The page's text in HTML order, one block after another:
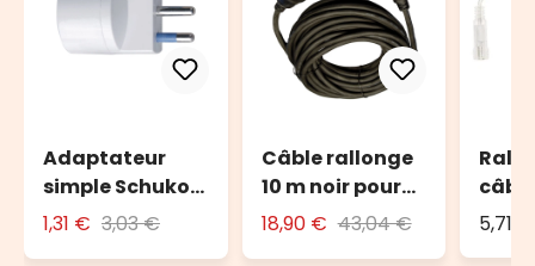
Adaptateur
simple Schuko
avec fiche 16A
1,31 € 3,03 €
Câble rallonge
10 m noir pour
l'extérieur
18,90 € 43,04 € 5,71 €